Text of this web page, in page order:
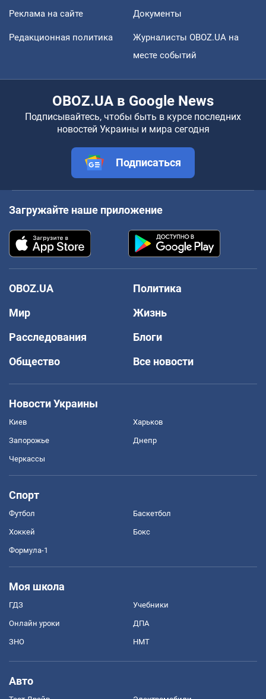
Реклама на сайте Документы
Редакционная политика
Журналисты OBOZ.UA на
месте событий
OBOZ.UA в Google News
Подписывайтесь, чтобы быть в курсе последних
новостей Украины и мира сегодня
Подписаться
Загружайте наше приложение
OBOZ.UA
Политика
Мир
Жизнь
Расследования
Блоги
Общество
Все новости
Новости Украины
Киев Харьков
Запорожье Днепр
Черкассы
Спорт
Футбол Баскетбол
Хоккей Бокс
Формула-1
Моя школа
ГДЗ Учебники
Онлайн уроки ДПА
ЗНО НМТ
Авто